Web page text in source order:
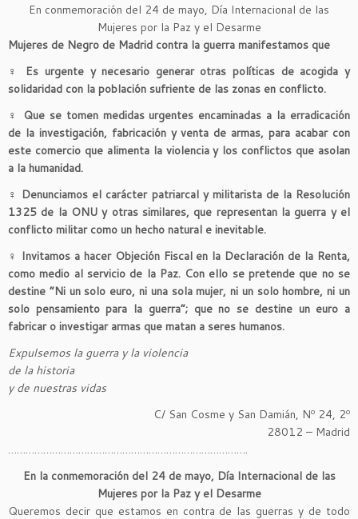
En conmemoración del 24 de mayo, Día Internacional de las
Mujeres por la Paz y el Desarme
Mujeres de Negro de Madrid contra la guerra manifestamos que
♀
Es urgente y necesario generar otras políticas de acogida y
solidaridad con la población sufriente de las zonas en conflicto.
♀
Que se tomen medidas urgentes encaminadas a la erradicación
de la investigación, fabricación y venta de armas, para acabar con
este comercio que alimenta la violencia y los conflictos que asolan
a la humanidad.
♀ Denunciamos el carácter patriarcal y militarista de la Resolución
1325 de la ONU y otras similares, que representan la guerra y el
conflicto militar como un hecho natural e inevitable.
♀ Invitamos a hacer Objeción Fiscal en la Declaración de la Renta,
como medio al servicio de la Paz. Con ello se pretende que no se
destine “Ni un solo euro, ni una sola mujer, ni un solo hombre, ni un
solo pensamiento para la guerra”; que no se destine un euro a
fabricar o investigar armas que matan a seres humanos.
Expulsemos la guerra y la violencia
de la historia
y de nuestras vidas
C/ San Cosme y San Damián, Nº 24, 2º
28012 – Madrid
……………………………………………………………………….
En la conmemoración del 24 de mayo, Día Internacional de las
Mujeres por la Paz y el Desarme
Queremos decir que estamos en contra de las guerras y de todo